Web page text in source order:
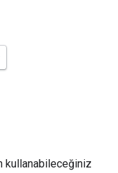
kullanabileceğiniz